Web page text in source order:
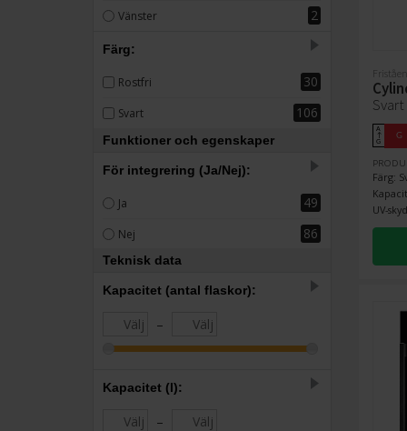
Vänster 2
Färg:
Rostfri 30
Svart 106
Funktioner och egenskaper
För integrering (Ja/Nej):
Ja 49
Nej 86
Teknisk data
Kapacitet (antal flaskor):
–
Kapacitet (l):
–
Svart
A
↑
G
G
Färg:
UV-